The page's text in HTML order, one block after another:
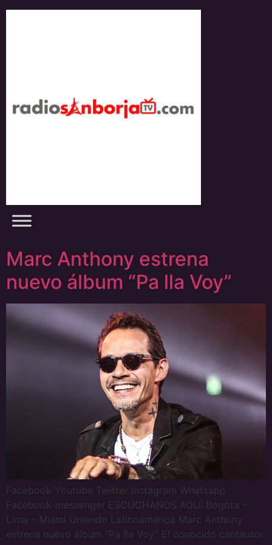
Skip
Marc Anthony estrena
nuevo álbum “Pa lla Voy”
Facebook Youtube Twitter Instagram Whatsapp
Facebook-messenger ESCÚCHANOS AQUÍ Bogota –
Lima – Miami Uniendo Latinoamérica Marc Anthony
estrena nuevo álbum “Pa lla Voy” El conocido cantautor